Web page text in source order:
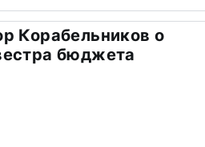
Корабельников о
бюджета